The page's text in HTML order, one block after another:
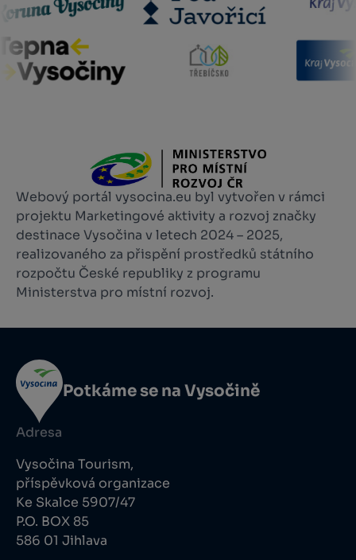
Webový portál vysocina.eu byl vytvořen v rámci
projektu Marketingové aktivity a rozvoj značky
destinace Vysočina v letech 2024 – 2025,
realizovaného za přispění prostředků státního
rozpočtu České republiky z programu
Ministerstva pro místní rozvoj.
Potkáme se na Vysočině
Adresa
Vysočina Tourism,
příspěvková organizace
Ke Skalce 5907/47
P.O. BOX 85
586 01 Jihlava